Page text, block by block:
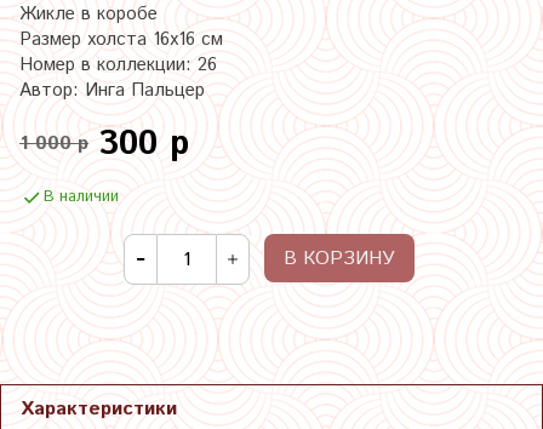
Жикле в коробе
Размер холста 16х16 см
Номер в коллекции: 26
Автор: Инга Пальцер
1 000 р 300 р
В наличии
В КОРЗИНУ
Характеристики